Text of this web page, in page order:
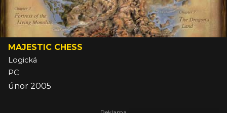
MAJESTIC CHESS
Logická
PC
únor 2005